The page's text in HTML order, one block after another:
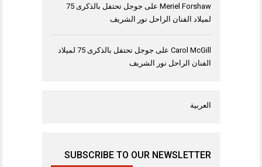
Meriel Forshaw على
جوجل تحتفل بالذكرى 75
لميلاد الفنان الراحل نور الشريف
Carol McGill على
جوجل تحتفل بالذكرى 75 لميلاد
الفنان الراحل نور الشريف
العربية
SUBSCRIBE TO OUR NEWSLETTER